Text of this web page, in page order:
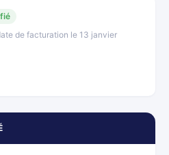
de facturation le 13 janvier